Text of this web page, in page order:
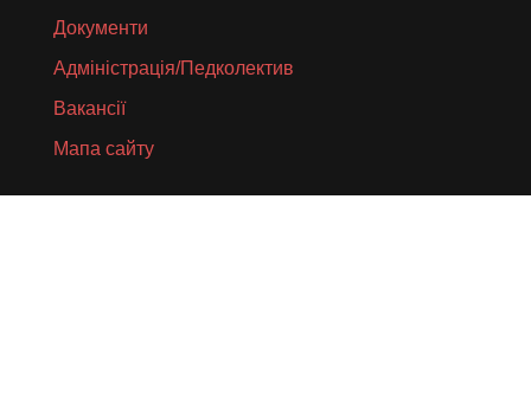
Документи
Адміністрація/Педколектив
Вакансії
Мапа сайту